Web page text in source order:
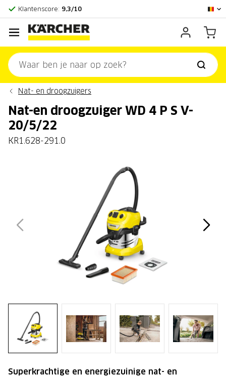
Klantenscore: 9,3/10
Nat- en droogzuigers
Nat-en droogzuiger WD 4 P S V-
20/5/22
KR1.628-291.0
Superkrachtige en energiezuinige nat- en